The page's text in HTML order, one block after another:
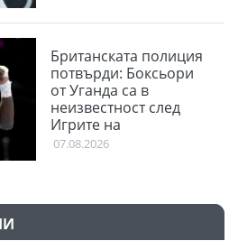
Британската полиция
потвърди: Боксьори
от Уганда са в
неизвестност след
Игрите на
Британската общност
07.08.2026